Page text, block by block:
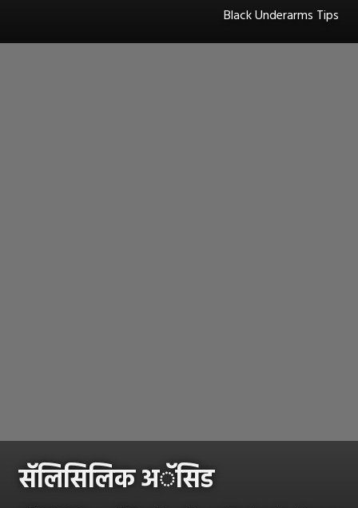
Black Underarms Tips
सॅलिसिलिक अॅसिड